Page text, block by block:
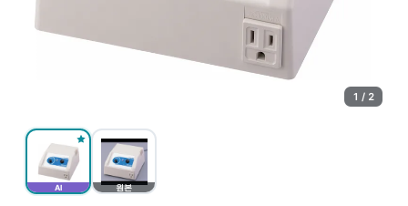
AI 원본
1 / 2